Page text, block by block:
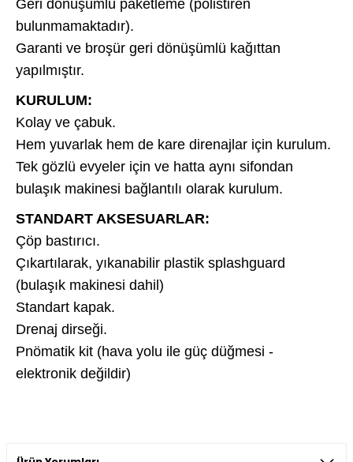
Geri dönüşümlü paketleme (polistiren
bulunmamaktadır).
Garanti ve broşür geri dönüşümlü kağıttan
yapılmıştır.
KURULUM:
Kolay ve çabuk.
Hem yuvarlak hem de kare direnajlar için kurulum.
Tek gözlü evyeler için ve hatta aynı sifondan
bulaşık makinesi bağlantılı olarak kurulum.
STANDART AKSESUARLAR:
Çöp bastırıcı.
Çıkartılarak, yıkanabilir plastik splashguard
(bulaşık makinesi dahil)
Standart kapak.
Drenaj dirseği.
Pnömatik kit (hava yolu ile güç düğmesi -
elektronik değildir)